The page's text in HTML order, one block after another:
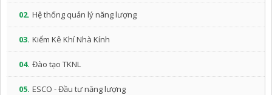
02. Hệ thống quản lý năng lượng
03. Kiểm Kê Khí Nhà Kính
04. Đào tạo TKNL
05. ESCO - Đầu tư năng lượng